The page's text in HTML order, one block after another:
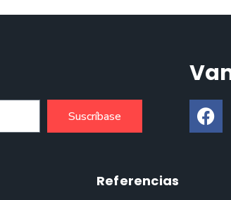
Suscríbase
Referencias